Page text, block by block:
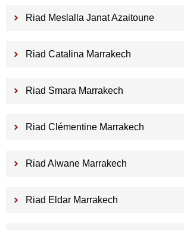
Riad Meslalla Janat Azaitoune
Riad Catalina Marrakech
Riad Smara Marrakech
Riad Clémentine Marrakech
Riad Alwane Marrakech
Riad Eldar Marrakech